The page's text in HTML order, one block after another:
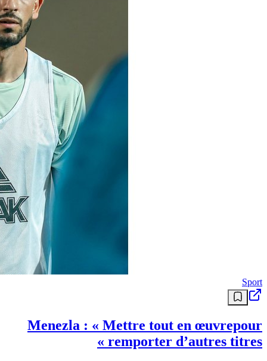
Sport
Menezla : « Mettre tout en œuvrepour
remporter d’autres titres »